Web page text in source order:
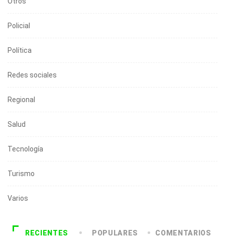
Policial
Política
Redes sociales
Regional
Salud
Tecnología
Turismo
Varios
RECIENTES POPULARES COMENTARIOS